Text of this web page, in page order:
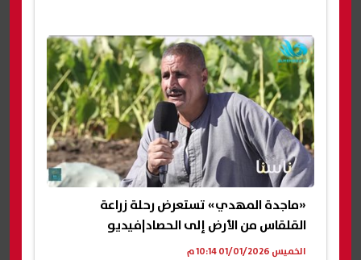
«ماجدة المهدي» تستعرض رحلة زراعة
القلقاس من الأرض إلى الحصاد|فيديو
الخميس 01/01/2026 10:14 م